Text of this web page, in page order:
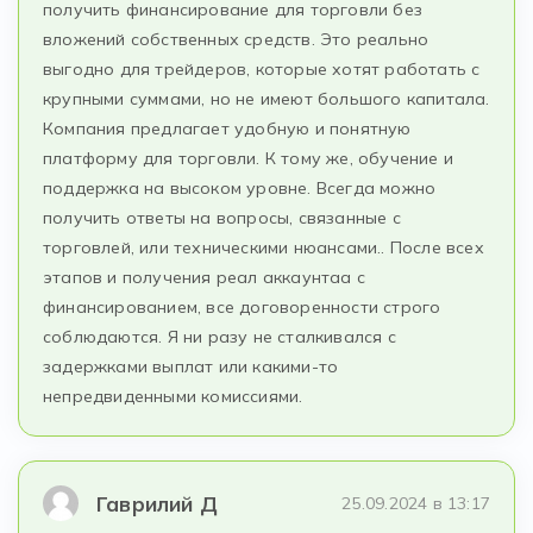
получить финансирование для торговли без
вложений собственных средств. Это реально
выгодно для трейдеров, которые хотят работать с
крупными суммами, но не имеют большого капитала.
Компания предлагает удобную и понятную
платформу для торговли. К тому же, обучение и
поддержка на высоком уровне. Всегда можно
получить ответы на вопросы, связанные с
торговлей, или техническими нюансами.. После всех
этапов и получения реал аккаунтаа с
финансированием, все договоренности строго
соблюдаются. Я ни разу не сталкивался с
задержками выплат или какими-то
непредвиденными комиссиями.
Гаврилий Д 25.09.2024 в 13:17